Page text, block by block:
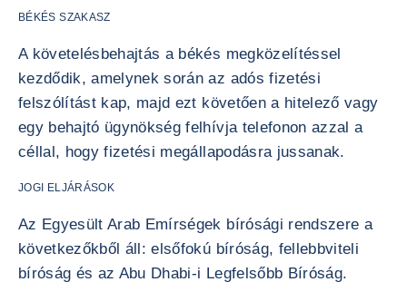
BÉKÉS SZAKASZ
A követelésbehajtás a békés megközelítéssel
kezdődik, amelynek során az adós fizetési
felszólítást kap, majd ezt követően a hitelező vagy
egy behajtó ügynökség felhívja telefonon azzal a
céllal, hogy fizetési megállapodásra jussanak.
JOGI ELJÁRÁSOK
Az Egyesült Arab Emírségek bírósági rendszere a
következőkből áll: elsőfokú bíróság, fellebbviteli
bíróság és az Abu Dhabi-i Legfelsőbb Bíróság.